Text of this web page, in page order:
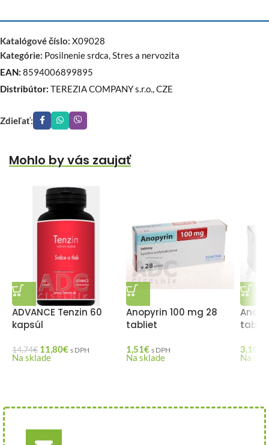
Katalógové číslo: X09028
Kategórie: Posilnenie srdca,Stres a nervozita
EAN: 8594006899895
Distribútor: TEREZIA COMPANY s.r.o., CZE
Zdieľať:
Mohlo by vás zaujať
ADVANCE Tenzin 60
kapsúl
14,74€ 11,80€ s DPH
Na sklade
Anopyrin 100 mg 28
tabliet
1,51€ s DPH
Na sklade
3,10
Na